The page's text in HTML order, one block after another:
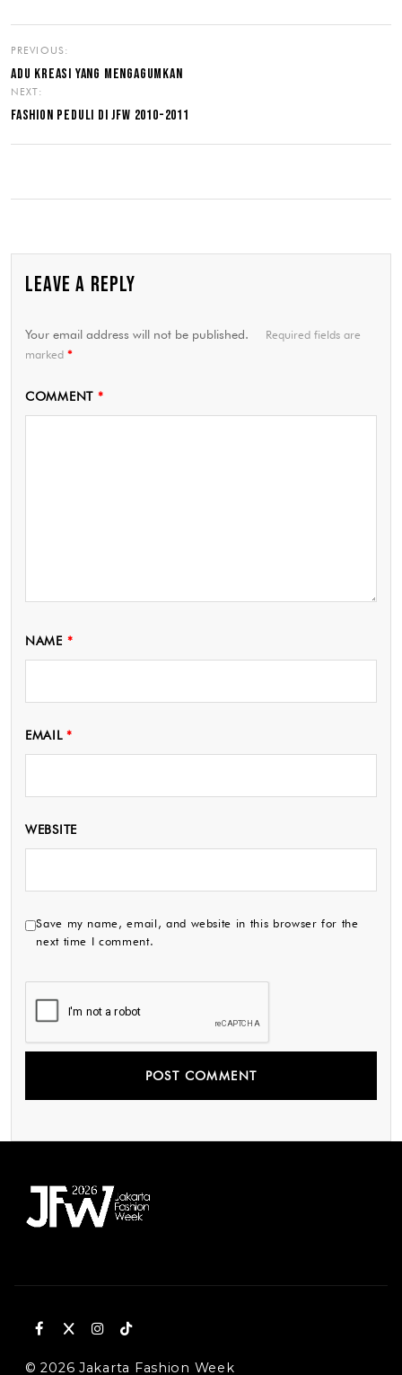
PREVIOUS:
ADU KREASI YANG MENGAGUMKAN
NEXT:
FASHION PEDULI DI JFW 2010-2011
LEAVE A REPLY
Your email address will not be published.
Required fields are
marked *
COMMENT *
NAME *
EMAIL*
WEBSITE
Save my name, email, and website in this browser for the
next time I comment.
© 2026 Jakarta Fashion Week